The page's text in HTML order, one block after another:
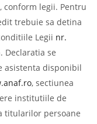
legii. Pentru
trebuie sa detina
Legii nr.
Declaratia se
asistenta disponibil
, sectiunea
institutiile de
titularilor persoane